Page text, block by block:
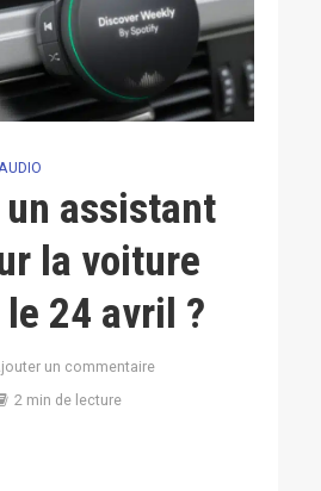
assistant
la voiture
24 avril ?
un commentaire
2 min de lecture